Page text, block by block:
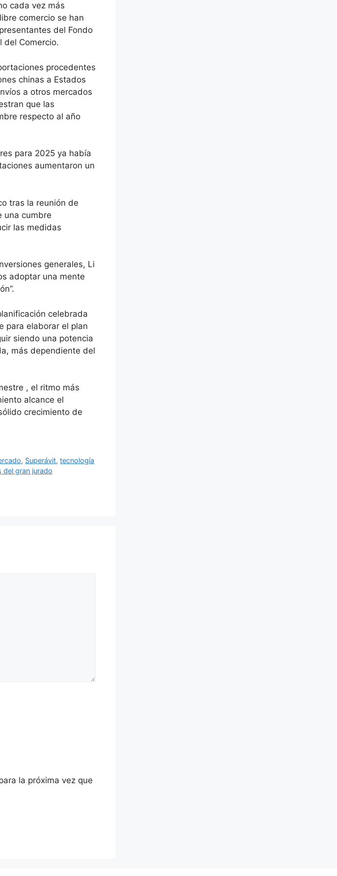
cada vez más
comercio se han
del Fondo
del Comercio.
procedentes
chinas a Estados
a otros mercados
que las
respecto al año
para 2025 ya había
aumentaron un
tras la reunión de
una cumbre
las medidas
generales, Li
adoptar una mente
celebrada
para elaborar el plan
siendo una potencia
más dependiente del
, el ritmo más
alcance el
crecimiento de
, Superávit,tecnología
del gran jurado
la próxima vez que